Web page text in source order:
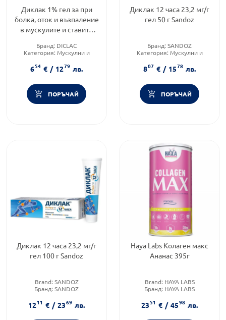
Диклак 1% гел за при
болка, оток и възпаление
в мускулите и ставите
Бранд: DICLAC
Категория: Мускулни и
Форма на продукта:гел
654 € / 1279 лв.
ПОРЪЧАЙ
Диклак 12 часа 23,2 мг/г
гел 50 г Sandoz
Бранд: SANDOZ
Категория: Мускулни и
Форма на продукта:гел
807 € / 1578 лв.
ПОРЪЧАЙ
Диклак 12 часа 23,2 мг/г
гел 100 г Sandoz
Brand: SANDOZ
Бранд: SANDOZ
1211 € / 2369 лв.
Haya Labs Колаген макс
Ананас 395г
Brand: HAYA LABS
Бранд: HAYA LABS
2351 € / 4598 лв.